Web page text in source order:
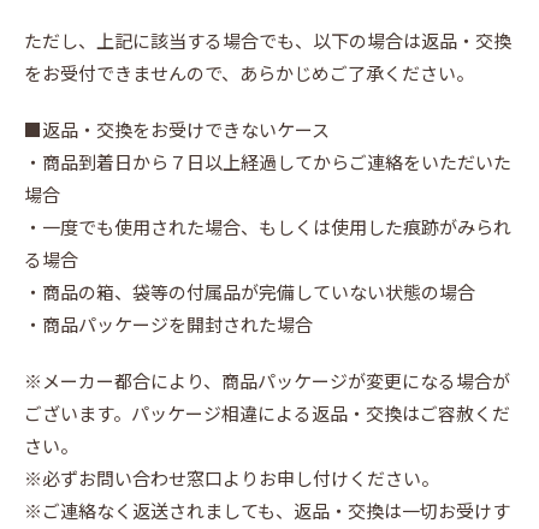
ただし、上記に該当する場合でも、以下の場合は返品・交換
をお受付できませんので、あらかじめご了承ください。
■返品・交換をお受けできないケース
・商品到着日から７日以上経過してからご連絡をいただいた
場合
・一度でも使用された場合、もしくは使用した痕跡がみられ
る場合
・商品の箱、袋等の付属品が完備していない状態の場合
・商品パッケージを開封された場合
※メーカー都合により、商品パッケージが変更になる場合が
ございます。パッケージ相違による返品・交換はご容赦くだ
さい。
※必ずお問い合わせ窓口よりお申し付けください。
※ご連絡なく返送されましても、返品・交換は一切お受けす